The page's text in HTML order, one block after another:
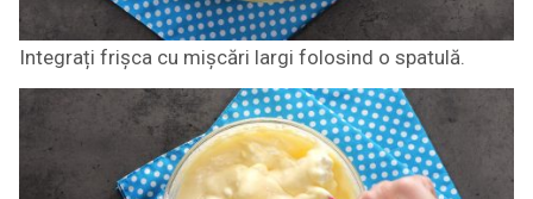
Integrați frișca cu mișcări largi folosind o spatulă.